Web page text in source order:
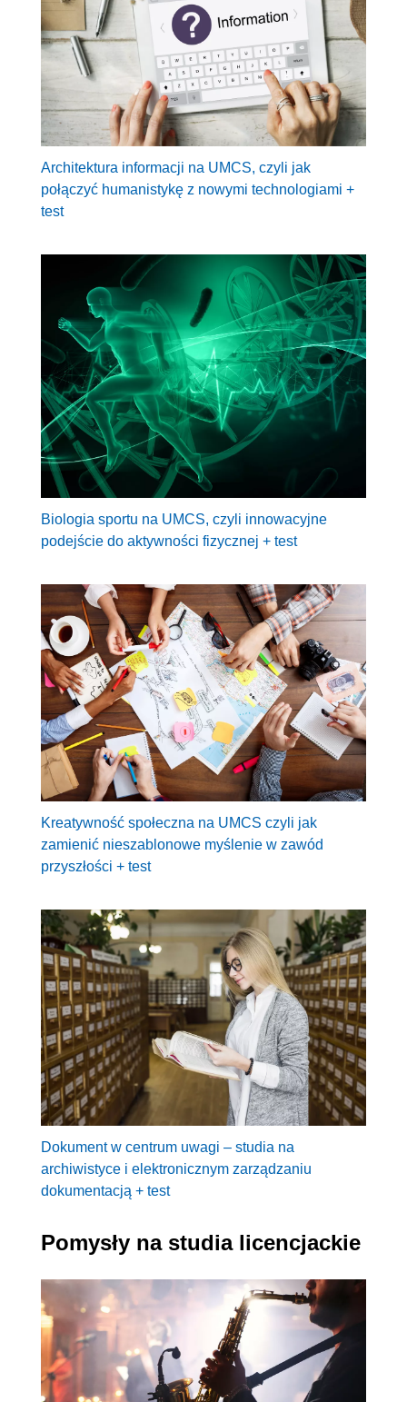
Architektura informacji na UMCS, czyli jak
połączyć humanistykę z nowymi technologiami +
test
Biologia sportu na UMCS, czyli innowacyjne
podejście do aktywności fizycznej + test
Kreatywność społeczna na UMCS czyli jak
zamienić nieszablonowe myślenie w zawód
przyszłości + test
Dokument w centrum uwagi – studia na
archiwistyce i elektronicznym zarządzaniu
dokumentacją + test
Pomysły na studia licencjackie